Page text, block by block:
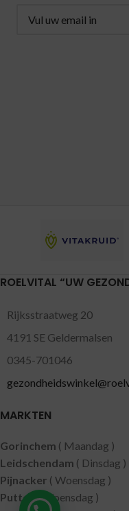
ROELVITAL “UW
Rijksstraatweg 20
4191 SE Geldermalsen
0345-701046
MARKTEN
Gorinchem ( Maandag )
Leidschendam ( Dinsdag )
Pijnacker ( Woensdag )
Putten( Woensdag )